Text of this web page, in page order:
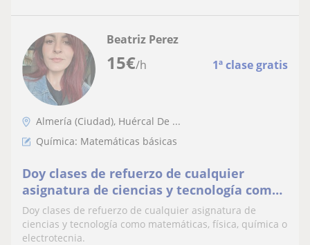
15€/h 1ª clase gratis
Beatriz Perez
Almería (Ciudad), Huércal De ...
Química: Matemáticas básicas
Doy clases de refuerzo de cualquier
asignatura de ciencias y tecnología como
matemáticas, física, química o
electrotecnia
Doy clases de refuerzo de cualquier asignatura de
ciencias y tecnología como matemáticas, física, química o
electrotecnia.